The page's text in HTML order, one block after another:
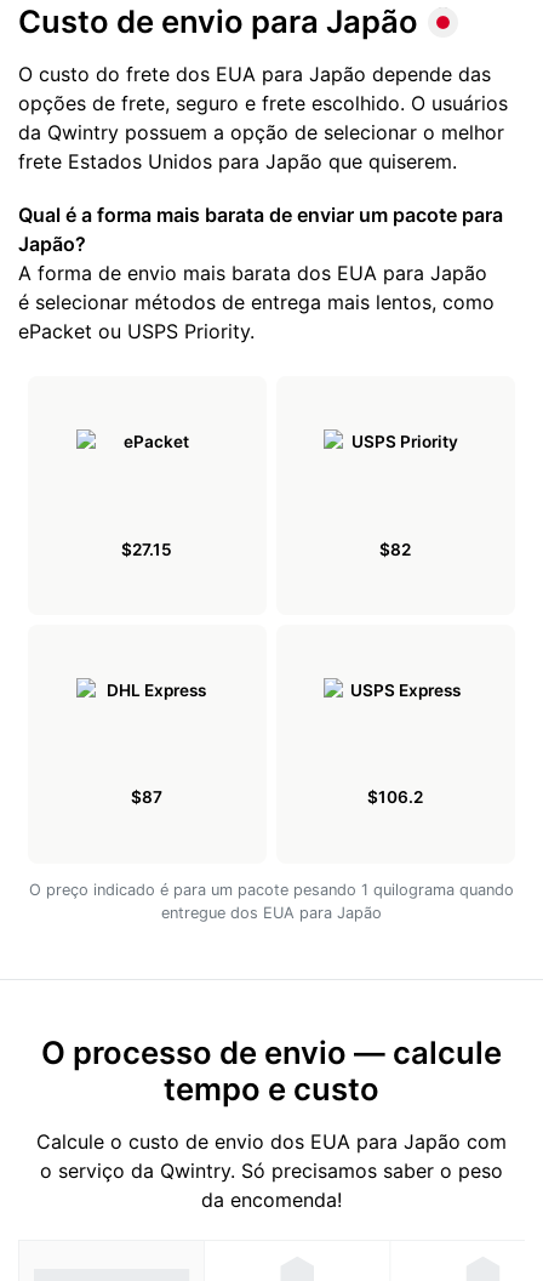
Custo de envio para Japão
O custo do frete dos EUA para Japão depende das
opções de frete, seguro e frete escolhido. O usuários
da Qwintry possuem a opção de selecionar o melhor
frete Estados Unidos para Japão que quiserem.
Qual é a forma mais barata de enviar um pacote para
Japão?
A forma de envio mais barata dos EUA para Japão
é selecionar métodos de entrega mais lentos, como
ePacket ou USPS Priority.
$27.15 $82
$87 $106.2
O preço indicado é para um pacote pesando 1 quilograma quando
entregue dos EUA para Japão
O processo de envio — calcule
tempo e custo
Calcule o custo de envio dos EUA para Japão com
o serviço da Qwintry. Só precisamos saber o peso
da encomenda!